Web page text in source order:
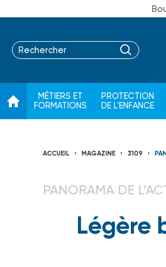
MÉTIERS ET
FORMATIONS
PROTECTION
DE L'ENFANCE
ACCUEIL MAGAZINE 3109
PANORAMA DE
Légère